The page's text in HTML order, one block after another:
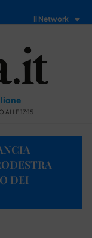
Il Network
ALLE 17:15
DEI